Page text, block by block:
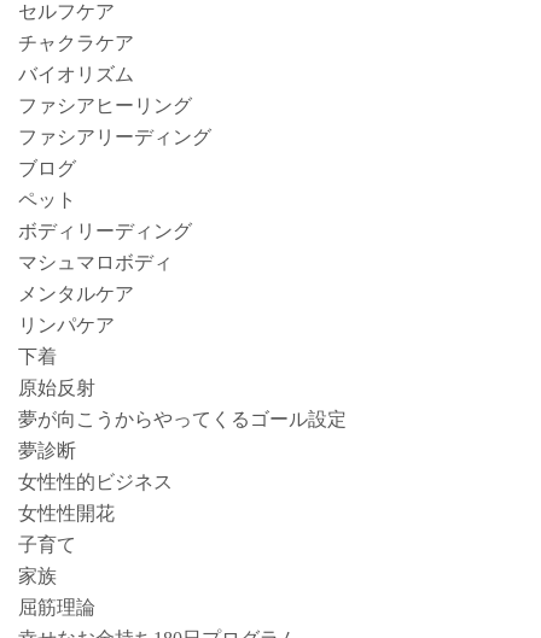
セルフケア
チャクラケア
バイオリズム
ファシアヒーリング
ファシアリーディング
ブログ
ペット
ボディリーディング
マシュマロボディ
メンタルケア
リンパケア
下着
原始反射
夢が向こうからやってくるゴール設定
夢診断
女性性的ビジネス
女性性開花
子育て
家族
屈筋理論